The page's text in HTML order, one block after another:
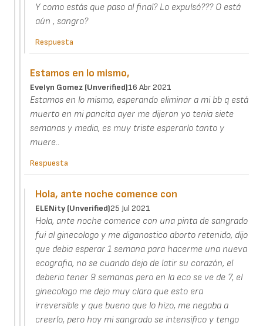
Y como estás que paso al final? Lo expulsó??? O está
aún , sangro?
Respuesta
Estamos en lo mismo,
Evelyn Gomez (unverified)16 Abr 2021
Estamos en lo mismo, esperando eliminar a mi bb q está
muerto en mi pancita ayer me dijeron yo tenia siete
semanas y media, es muy triste esperarlo tanto y
muere..
Respuesta
Hola, ante noche comence con
ELENity (unverified)25 Jul 2021
Hola, ante noche comence con una pinta de sangrado
fui al ginecologo y me diganostico aborto retenido, dijo
que debia esperar 1 semana para hacerme una nueva
ecografia, no se cuando dejo de latir su corazón, el
deberia tener 9 semanas pero en la eco se ve de 7, el
ginecologo me dejo muy claro que esto era
irreversible y que bueno que lo hizo, me negaba a
creerlo, pero hoy mi sangrado se intensifico y tengo